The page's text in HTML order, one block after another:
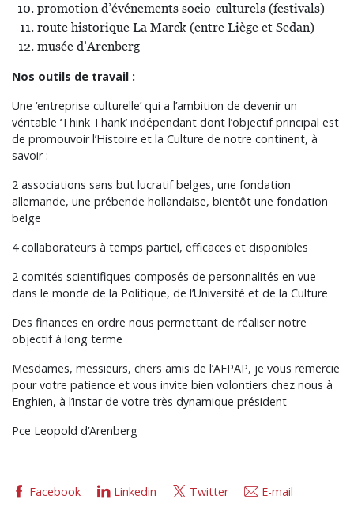
promotion d’événements socio-culturels (festivals)
route historique La Marck (entre Liège et Sedan)
musée d’Arenberg
Nos outils de travail :
Une ‘entreprise culturelle’ qui a l’ambition de devenir un
véritable ‘Think Thank’ indépendant dont l’objectif principal est
de promouvoir l’Histoire et la Culture de notre continent, à
savoir :
2 associations sans but lucratif belges, une fondation
allemande, une prébende hollandaise, bientôt une fondation
belge
4 collaborateurs à temps partiel, efficaces et disponibles
2 comités scientifiques composés de personnalités en vue
dans le monde de la Politique, de l’Université et de la Culture
Des finances en ordre nous permettant de réaliser notre
objectif à long terme
Mesdames, messieurs, chers amis de l’AFPAP, je vous remercie
pour votre patience et vous invite bien volontiers chez nous à
Enghien, à l’instar de votre très dynamique président
Pce Leopold d’Arenberg
Facebook Linkedin Twitter E-mail